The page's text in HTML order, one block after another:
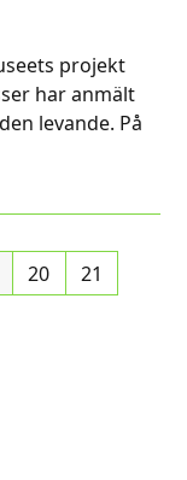
projekt
har anmält
levande. På
Page
20 Page
21